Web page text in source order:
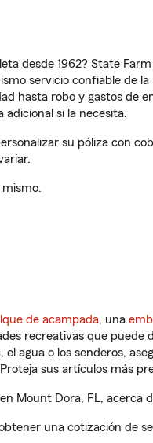
desde 1962? State
servicio confiable de la
hasta robo y gastos de
si la necesita.
su póliza con
mismo.
de acampada, una
recreativas que
agua o los senderos,
sus artículos más
Mount Dora, FL, acerca
una cotización de